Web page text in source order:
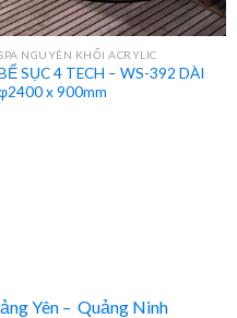
NGUYÊN KHỐI ACRYLIC
SỤC 4 TECH – WS-392 DÀI
x 900mm
Yên – Quảng Ninh